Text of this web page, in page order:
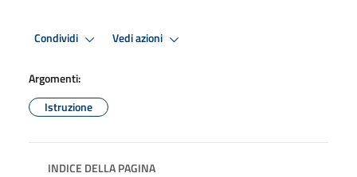
Condividi Vedi azioni
Argomenti:
Istruzione
INDICE DELLA PAGINA